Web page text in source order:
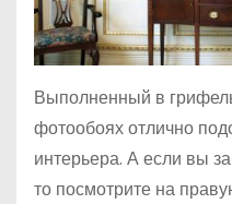
Выполненный в
фотообоях отлично
интерьера. А если вы
то посмотрите на